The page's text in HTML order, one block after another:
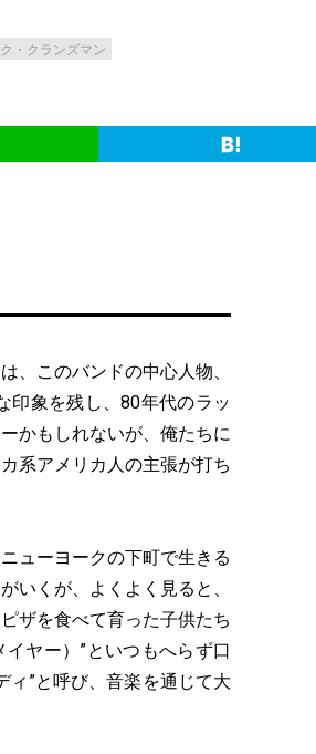
・クランズマン
は、このバンドの中心人物、
印象を残し、80年代のラッ
かもしれないが、俺たちに
系アメリカ人の主張が打ち
ューヨークの下町で生きる
いくが、よくよく見ると、
ザを食べて育った子供たち
ヤー）”といつもへらず口
ィ”と呼び、音楽を通じて大